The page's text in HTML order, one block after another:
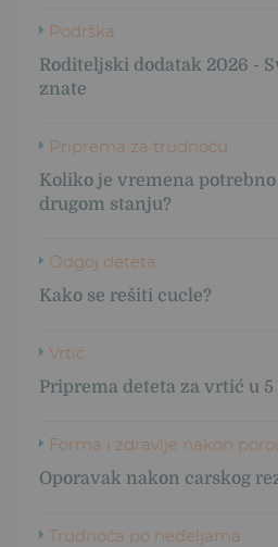
Podrška
Roditeljski dodatak 2026 -
znate
Priprema za trudnoću
Koliko je vremena potrebno
drugom stanju?
Odgoj deteta
Kako se rešiti cucle?
Vrtić
Priprema deteta za vrtić u 5
Forma i zdravlje nakon
Oporavak nakon carskog
Trudnoća po nedeljama